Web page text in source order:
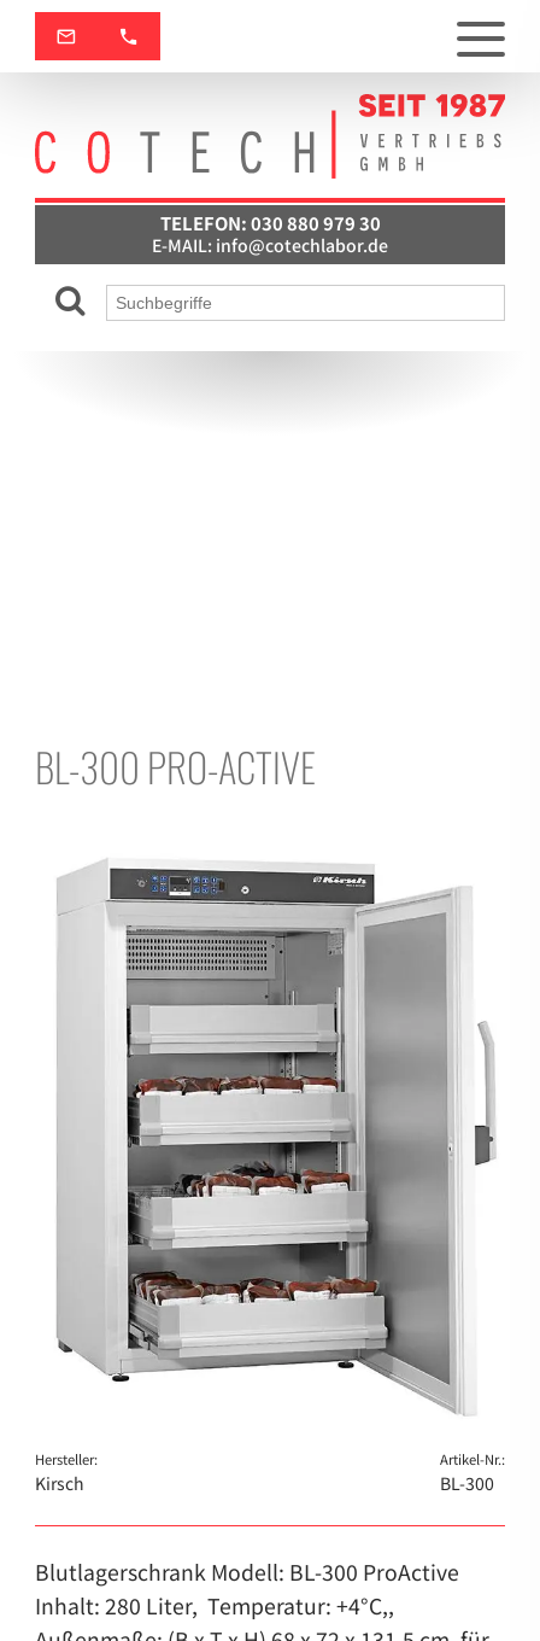
TELEFON: 030 880 979 30
E-MAIL: info@cotechlabor.de
BL-300 PRO-ACTIVE
Hersteller:
Kirsch
Artikel-Nr.:
BL-300
Blutlagerschrank Modell: BL-300 ProActive
Inhalt: 280 Liter, Temperatur: +4°C,,